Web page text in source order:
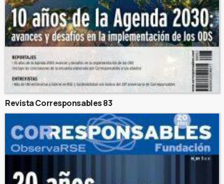
Revista Corresponsables 83